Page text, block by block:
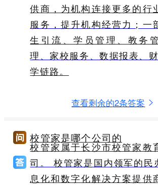
供商，为机构连接更多的行
服务，提升机构经营力；一
生引流、学员管理、教务
理、家校服务、数据报表、
学链路。
查看剩余的2条答案
校管家是哪个公司的
校管家属于长沙市校管家教
司。 校管家是国内领军的民
息化和数字化解决方案提供